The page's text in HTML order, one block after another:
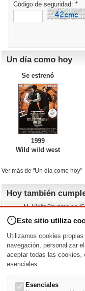
Código de seguridad: *
Un día como hoy
Se estrenó
1999
Wild wild west
Ver más de "Un día como hoy"
Hoy también
M. Night Shyamalan
Andy Warhol (98)
Melissa George (50)
Vera Farmiga (53)
Nacimientos y
DD/MM /
Este sitio utiliza
Utilizamos cookies
navegación, personalizar
aceptar todas las cookies,
esenciales.
Esenciales